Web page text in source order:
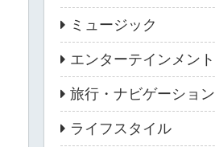
ミュージック
エンターテインメント
旅行・ナビゲーション
ライフスタイル